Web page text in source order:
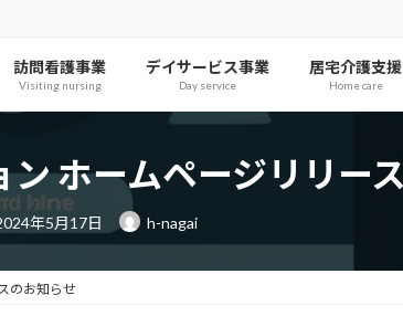
訪問看護事業
Visiting nursing
デイサービス事業
Day service
居宅介護支援
Home care
ホームページリリー
年5月17日 h-nagai
のお知らせ